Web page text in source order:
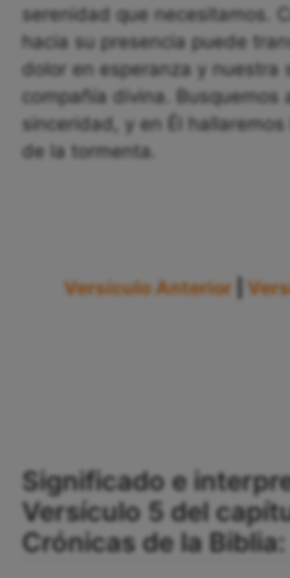
serenidad que necesitamos.
hacia su presencia puede
dolor en esperanza y nuestra
compañía divina. Busquemos
sinceridad, y en Él
de la tormenta.
Versículo Anterior
Significado e
Versículo 5 del
Crónicas de la Biblia: